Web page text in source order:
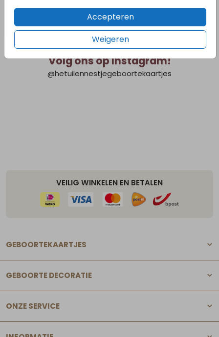
Accepteren
Weigeren
Volg ons op Instagram!
@hetuilennestjegeboortekaartjes
VEILIG WINKELEN EN BETALEN
GEBOORTEKAARTJES
GEBOORTE DECORATIE
ONZE SERVICE